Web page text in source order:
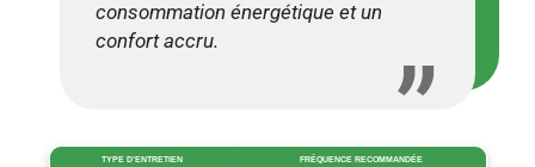
consommation énergétique et un
confort accru.
TYPE D’ENTRETIEN FRÉQUENCE RECOMMANDÉE